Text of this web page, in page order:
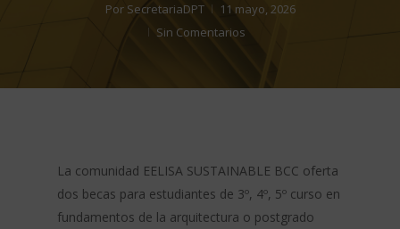
Por SecretariaDPT
11 mayo, 2026
Sin Comentarios
La comunidad EELISA SUSTAINABLE BCC oferta
dos becas para estudiantes de 3º, 4º, 5º curso en
fundamentos de la arquitectura o postgrado